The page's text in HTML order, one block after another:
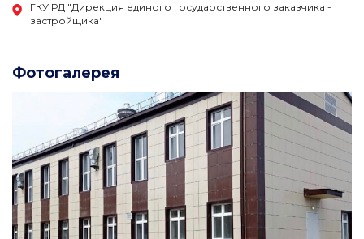
+7 963 410-47-17
ГКУ РД "Дирекция единого государственного заказчика -
застройщика"
Фотогалерея